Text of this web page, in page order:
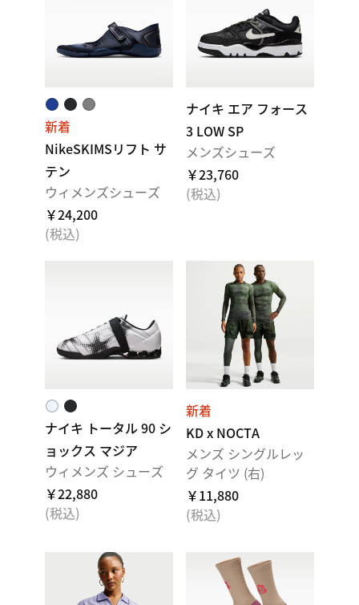
新着
NikeSKIMSリフト サ
テン
ウィメンズシューズ
￥24,200
(税込)
ナイキ エア フォース
3 LOW SP
メンズシューズ
￥23,760
(税込)
ナイキ トータル 90 シ
ョックス マジア
ウィメンズ シューズ
￥22,880
(税込)
新着
KD x NOCTA
メンズ シングルレッ
グ タイツ (右)
￥11,880
(税込)